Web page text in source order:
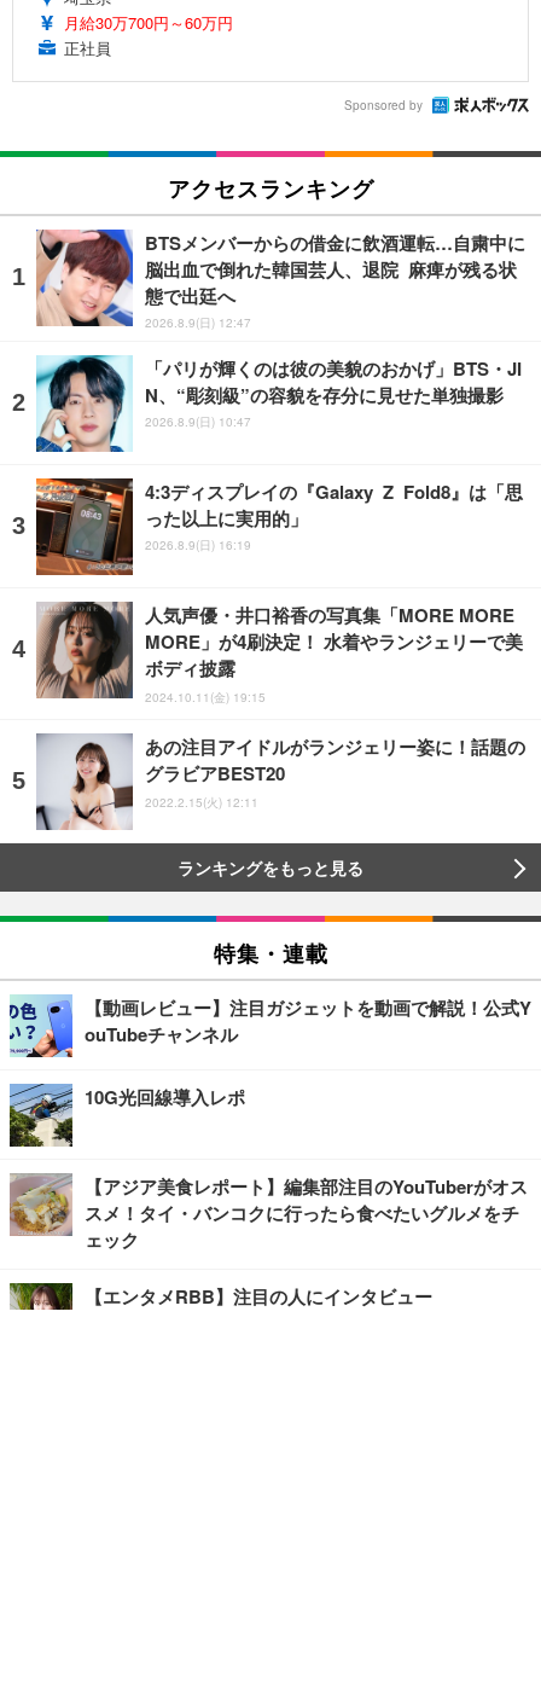
月給30万700円～60万円
正社員
Sponsored by
アクセスランキング
BTSメンバーからの借金に飲酒運転…自粛中に
脳出血で倒れた韓国芸人、退院 麻痺が残る状
態で出廷へ
2026.8.9(日) 12:47
「パリが輝くのは彼の美貌のおかげ」BTS・JI
N、“彫刻級”の容貌を存分に見せた単独撮影
2026.8.9(日) 10:47
4:3ディスプレイの『Galaxy Z Fold8』は「思
った以上に実用的」
2026.8.9(日) 16:19
人気声優・井口裕香の写真集「MORE MORE
MORE」が4刷決定！ 水着やランジェリーで美
ボディ披露
2024.10.11(金) 19:15
あの注目アイドルがランジェリー姿に！話題の
グラビアBEST20
2022.2.15(火) 12:11
ランキングをもっと見る
特集・連載
【動画レビュー】注目ガジェットを動画で解説！公式Y
ouTubeチャンネル
10G光回線導入レポ
【アジア美食レポート】編集部注目のYouTuberがオス
スメ！タイ・バンコクに行ったら食べたいグルメをチ
ェック
【エンタメRBB】注目の人にインタビュー